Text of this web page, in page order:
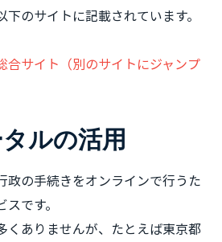
のサイトに記載されています。
合サイト（別のサイトにジャンプ
ルの活用
政の手続きをオンラインで行うた
です。
くありませんが、たとえば東京都